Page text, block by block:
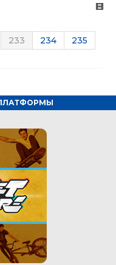
233 234
235